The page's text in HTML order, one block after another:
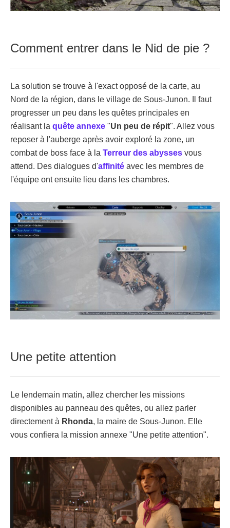
Comment entrer dans le Nid de pie ?
La solution se trouve à l'exact opposé de la carte, au
Nord de la région, dans le village de Sous-Junon. Il faut
progresser un peu dans les quêtes principales en
réalisant la quête annexe "Un peu de répit". Allez vous
reposer à l'auberge après avoir exploré la zone, un
combat de boss face à la Terreur des abysses vous
attend. Des dialogues d'affinité avec les membres de
l'équipe ont ensuite lieu dans les chambres.
Une petite attention
Le lendemain matin, allez chercher les missions
disponibles au panneau des quêtes, ou allez parler
directement à Rhonda, la maire de Sous-Junon. Elle
vous confiera la mission annexe "Une petite attention".